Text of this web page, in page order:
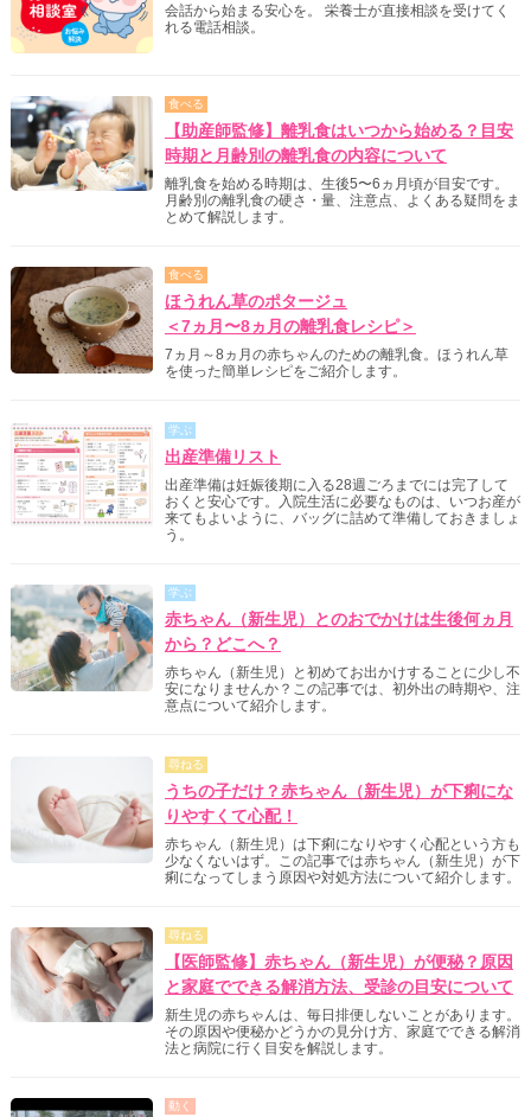
会話から始まる安心を。 栄養士が直接相談を受けてく
れる電話相談。
食べる
【助産師監修】離乳食はいつから始める？目安
時期と月齢別の離乳食の内容について
離乳食を始める時期は、生後5〜6ヵ月頃が目安です。
月齢別の離乳食の硬さ・量、注意点、よくある疑問をま
とめて解説します。
食べる
ほうれん草のポタージュ
＜7ヵ月〜8ヵ月の離乳食レシピ＞
7ヵ月～8ヵ月の赤ちゃんのための離乳食。ほうれん草
を使った簡単レシピをご紹介します。
学ぶ
出産準備リスト
出産準備は妊娠後期に入る28週ごろまでには完了して
おくと安心です。入院生活に必要なものは、いつお産が
来てもよいように、バッグに詰めて準備しておきましょ
う。
学ぶ
赤ちゃん（新生児）とのおでかけは生後何ヵ月
から？どこへ？
赤ちゃん（新生児）と初めてお出かけすることに少し不
安になりませんか？この記事では、初外出の時期や、注
意点について紹介します。
尋ねる
うちの子だけ？赤ちゃん（新生児）が下痢にな
りやすくて心配！
赤ちゃん（新生児）は下痢になりやすく心配という方も
少なくないはず。この記事では赤ちゃん（新生児）が下
痢になってしまう原因や対処方法について紹介します。
尋ねる
【医師監修】赤ちゃん（新生児）が便秘？原因
と家庭でできる解消方法、受診の目安について
新生児の赤ちゃんは、毎日排便しないことがあります。
その原因や便秘かどうかの見分け方、家庭でできる解消
法と病院に行く目安を解説します。
動く